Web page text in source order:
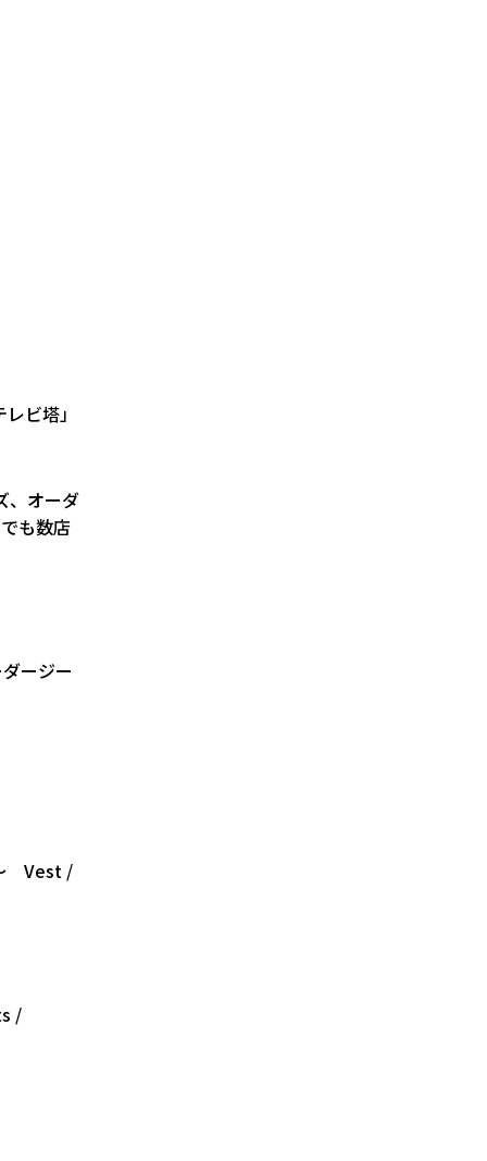
ビ塔」
、オーダ
も数店
ージー
Vest /
/